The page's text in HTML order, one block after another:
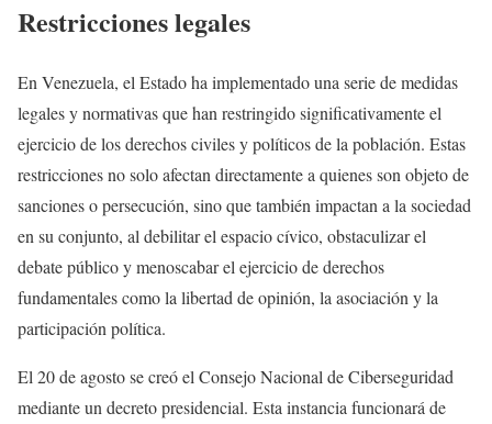
Restricciones legales
En Venezuela, el Estado ha implementado una serie de medidas
legales y normativas que han restringido significativamente el
ejercicio de los derechos civiles y políticos de la población. Estas
restricciones no solo afectan directamente a quienes son objeto de
sanciones o persecución, sino que también impactan a la sociedad
en su conjunto, al debilitar el espacio cívico, obstaculizar el
debate público y menoscabar el ejercicio de derechos
fundamentales como la libertad de opinión, la asociación y la
participación política.
El 20 de agosto se creó el Consejo Nacional de Ciberseguridad
mediante un decreto presidencial. Esta instancia funcionará de